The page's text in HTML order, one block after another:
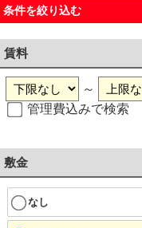
条件を絞り込む
賃料
～
管理費込みで検索
敷金
なし